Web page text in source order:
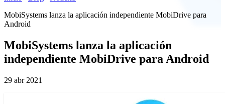
MobiSystems lanza la aplicación independiente MobiDrive para
Android
MobiSystems lanza la aplicación
independiente MobiDrive para Android
29 abr 2021